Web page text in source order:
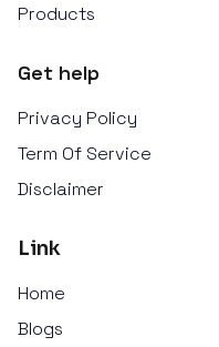
Products
Get help
Privacy Policy
Term Of Service
Disclaimer
Link
Home
Blogs